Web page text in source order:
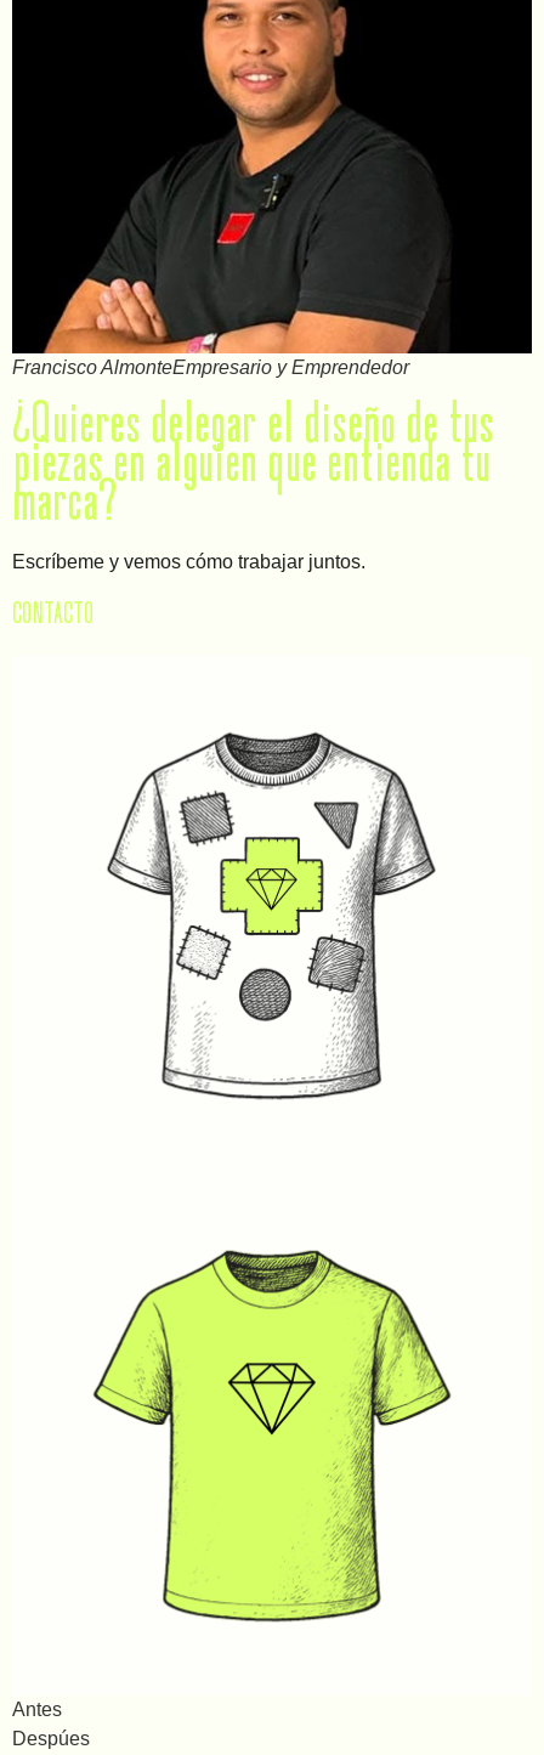
Francisco AlmonteEmpresario y Emprendedor
¿Quieres delegar el diseño de tus
piezas en alguien que entienda tu
marca?
Escríbeme y vemos cómo trabajar juntos.
CONTACTO
Antes
Despúes